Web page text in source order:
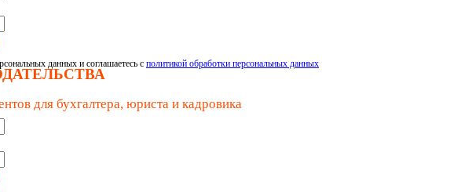
данных и соглашаетесь с политикой обработки персональных данных
для бухгалтера, юриста и кадровика